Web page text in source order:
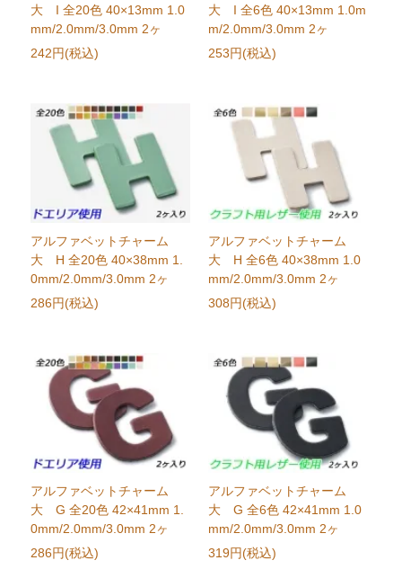
大 I 全20色 40×13mm 1.0
mm/2.0mm/3.0mm 2ヶ
242円(税込)
大 I 全6色 40×13mm 1.0m
m/2.0mm/3.0mm 2ヶ
253円(税込)
アルファベットチャーム
大 H 全20色 40×38mm 1.
0mm/2.0mm/3.0mm 2ヶ
286円(税込)
アルファベットチャーム
大 H 全6色 40×38mm 1.0
mm/2.0mm/3.0mm 2ヶ
308円(税込)
アルファベットチャーム
大 G 全20色 42×41mm 1.
0mm/2.0mm/3.0mm 2ヶ
286円(税込)
アルファベットチャーム
大 G 全6色 42×41mm 1.0
mm/2.0mm/3.0mm 2ヶ
319円(税込)